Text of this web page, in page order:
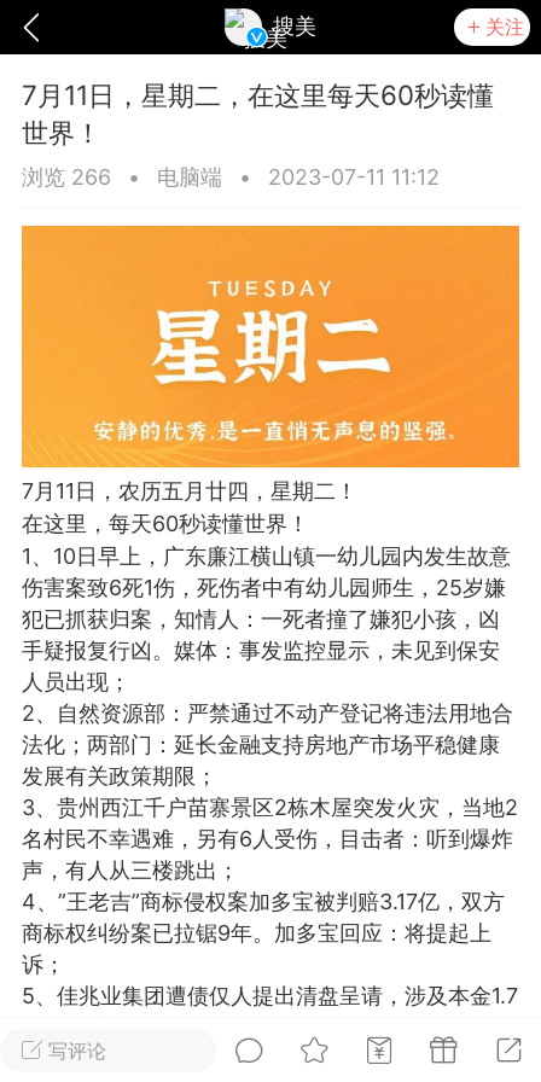
搜美 关注
爆汗熊 卡卡动能素 无创溶斑术
美业357 芯诗妍 卡卡美业
每次200金币 点击购买
师
脂
卡卡动能素
皇斯普拉雅
建术
DRYY面膜 微晶溶斑术
爆款平台 Lv.8 靓号
加盟商
26 23:18
电脑端 美业资讯
闪充小白罐
本/双效闪充，养出紧致小白脸！一、项
充小白罐 = 闪充大白肌（仪器）× 草本
产品）×极光嫩肤啫喱（产品）这是一套
护...写评论
7月11日，星期二，在这里每天60秒读懂
世界！
浏览 266 • 电脑端 • 2023-07-11 11:12
7月11日，农历五月廿四，星期二！
在这里，每天60秒读懂世界！
1、10日早上，广东廉江横山镇一幼儿园内发生故意
伤害案致6死1伤，死伤者中有幼儿园师生，25岁嫌
犯已抓获归案，知情人：一死者撞了嫌犯小孩，凶
手疑报复行凶。媒体：事发监控显示，未见到保安
人员出现；
2、自然资源部：严禁通过不动产登记将违法用地合
法化；两部门：延长金融支持房地产市场平稳健康
发展有关政策期限；
3、贵州西江千户苗寨景区2栋木屋突发火灾，当地2
名村民不幸遇难，另有6人受伤，目击者：听到爆炸
声，有人从三楼跳出；
4、”王老吉”商标侵权案加多宝被判赔3.17亿，双方
商标权纠纷案已拉锯9年。加多宝回应：将提起上
诉；
5、佳兆业集团遭债仅人提出清盘呈请，涉及本金1.7
回应:”我极力反对”；